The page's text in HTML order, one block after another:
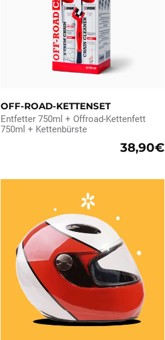
OFF-ROAD-KETTENSET
Entfetter 750ml + Offroad-Kettenfett
750ml + Kettenbürste
38,90€